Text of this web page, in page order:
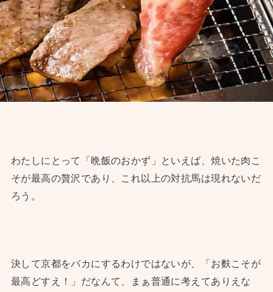
わたしにとって「晩飯のおかず」といえば、焼いた肉こ
そが最高の贅沢であり、これ以上の対抗馬は現れないだ
ろう。
決して京都をバカにするわけではないが、「お麩こそが
最高どすえ！」だなんて、まぁ普通に考えてありえな